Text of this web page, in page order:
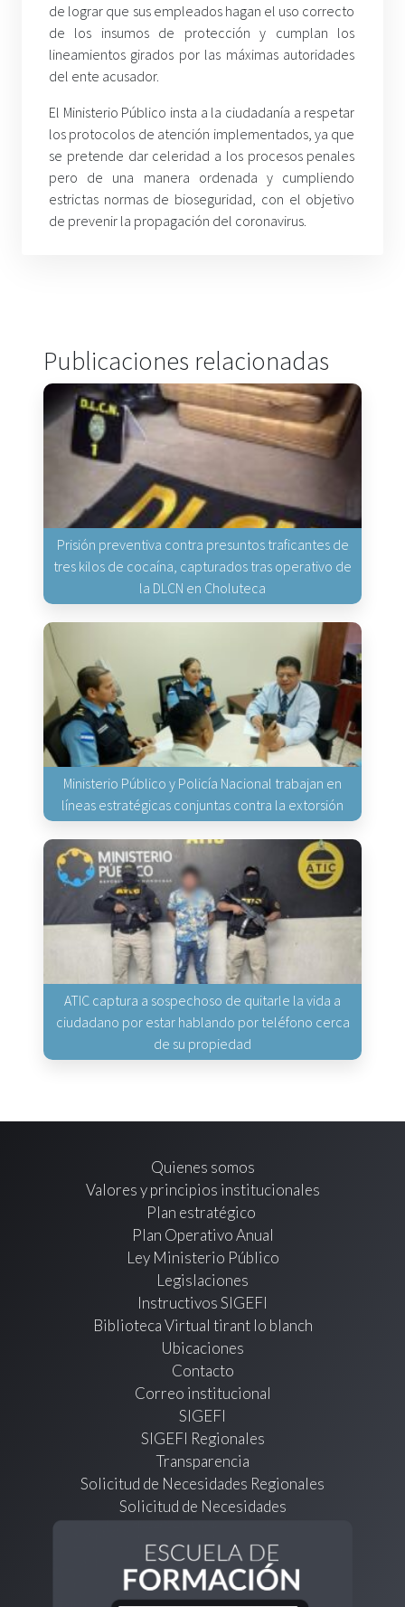
de lograr que sus empleados hagan el uso correcto
de los insumos de protección y cumplan los
lineamientos girados por las máximas autoridades
del ente acusador.
El Ministerio Público insta a la ciudadanía a respetar
los protocolos de atención implementados, ya que
se pretende dar celeridad a los procesos penales
pero de una manera ordenada y cumpliendo
estrictas normas de bioseguridad, con el objetivo
de prevenir la propagación del coronavirus.
Publicaciones relacionadas
Prisión preventiva contra presuntos traficantes de
tres kilos de cocaína, capturados tras operativo de
la DLCN en Choluteca
Ministerio Público y Policía Nacional trabajan en
líneas estratégicas conjuntas contra la extorsión
ATIC captura a sospechoso de quitarle la vida a
ciudadano por estar hablando por teléfono cerca
de su propiedad
Quienes somos
Valores y principios institucionales
Plan estratégico
Plan Operativo Anual
Ley Ministerio Público
Legislaciones
Instructivos SIGEFI
Biblioteca Virtual tirant lo blanch
Ubicaciones
Contacto
Correo institucional
SIGEFI
SIGEFI Regionales
Transparencia
Solicitud de Necesidades Regionales
Solicitud de Necesidades